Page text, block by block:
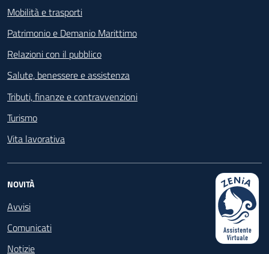
Mobilità e trasporti
Patrimonio e Demanio Marittimo
Relazioni con il pubblico
Salute, benessere e assistenza
Tributi, finanze e contravvenzioni
Turismo
Vita lavorativa
NOVITÀ
Avvisi
Comunicati
Notizie